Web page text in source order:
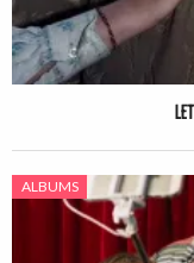
ALBUMS